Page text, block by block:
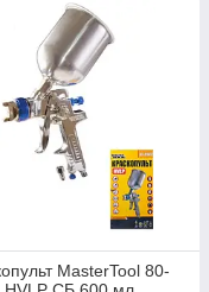
MasterTool 80-